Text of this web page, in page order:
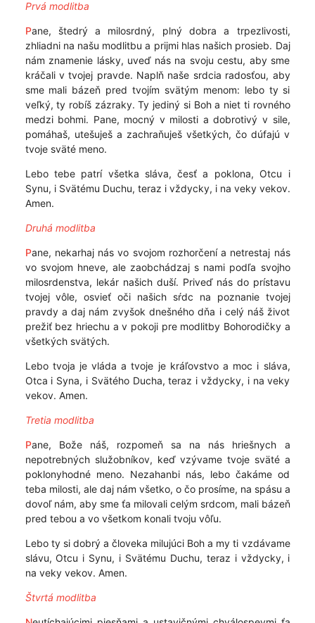
Prvá modlitba
Pane, štedrý a milosrdný, plný dobra a trpezlivosti,
zhliadni na našu modlitbu a prijmi hlas našich prosieb. Daj
nám znamenie lásky, uveď nás na svoju cestu, aby sme
kráčali v tvojej pravde. Naplň naše srdcia radosťou, aby
sme mali bázeň pred tvojím svätým menom: lebo ty si
veľký, ty robíš zázraky. Ty jediný si Boh a niet ti rovného
medzi bohmi. Pane, mocný v milosti a dobrotivý v sile,
pomáhaš, utešuješ a zachraňuješ všetkých, čo dúfajú v
tvoje sväté meno.
Lebo tebe patrí všetka sláva, česť a poklona, Otcu i
Synu, i Svätému Duchu, teraz i vždycky, i na veky vekov.
Amen.
Druhá modlitba
Pane, nekarhaj nás vo svojom rozhorčení a netrestaj nás
vo svojom hneve, ale zaobchádzaj s nami podľa svojho
milosrdenstva, lekár našich duší. Priveď nás do prístavu
tvojej vôle, osvieť oči našich sŕdc na poznanie tvojej
pravdy a daj nám zvyšok dnešného dňa i celý náš život
prežiť bez hriechu a v pokoji pre modlitby Bohorodičky a
všetkých svätých.
Lebo tvoja je vláda a tvoje je kráľovstvo a moc i sláva,
Otca i Syna, i Svätého Ducha, teraz i vždycky, i na veky
vekov. Amen.
Tretia modlitba
Pane, Bože náš, rozpomeň sa na nás hriešnych a
nepotrebných služobníkov, keď vzývame tvoje sväté a
poklonyhodné meno. Nezahanbi nás, lebo čakáme od
teba milosti, ale daj nám všetko, o čo prosíme, na spásu a
dovoľ nám, aby sme ťa milovali celým srdcom, mali bázeň
pred tebou a vo všetkom konali tvoju vôľu.
Lebo ty si dobrý a človeka milujúci Boh a my ti vzdávame
slávu, Otcu i Synu, i Svätému Duchu, teraz i vždycky, i
na veky vekov. Amen.
Štvrtá modlitba